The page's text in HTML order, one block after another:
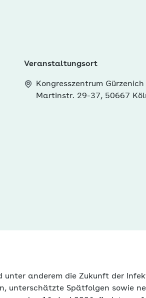
Veranstaltungsort
Kongresszentrum Gürzenich
Martinstr. 29-37, 50667
unter anderem die Zukunft der
unterschätzte Spätfolgen sowie